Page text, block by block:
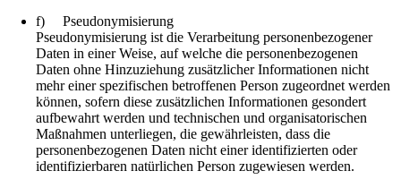
f) Pseudonymisierung
Pseudonymisierung ist die Verarbeitung personenbezogener
Daten in einer Weise, auf welche die personenbezogenen
Daten ohne Hinzuziehung zusätzlicher Informationen nicht
mehr einer spezifischen betroffenen Person zugeordnet werden
können, sofern diese zusätzlichen Informationen gesondert
aufbewahrt werden und technischen und organisatorischen
Maßnahmen unterliegen, die gewährleisten, dass die
personenbezogenen Daten nicht einer identifizierten oder
identifizierbaren natürlichen Person zugewiesen werden.